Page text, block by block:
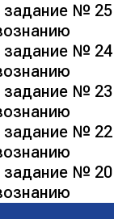
задание № 25
задание № 24
задание № 23
задание № 22
задание № 20